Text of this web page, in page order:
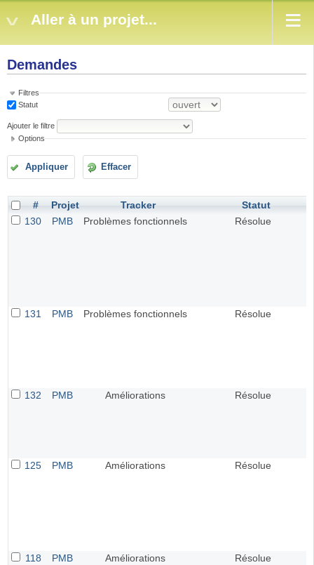
Aller à un projet...
Demandes
Filtres
Statut
Ajouter le filtre
Options
Appliquer Effacer
# Projet Tracker
Statut
130
PMB Problèmes fonctionnels Résolue
131 PMB Problèmes fonctionnels Résolue
132 PMB Améliorations Résolue
125 PMB Améliorations Résolue
118 PMB Améliorations Résolue